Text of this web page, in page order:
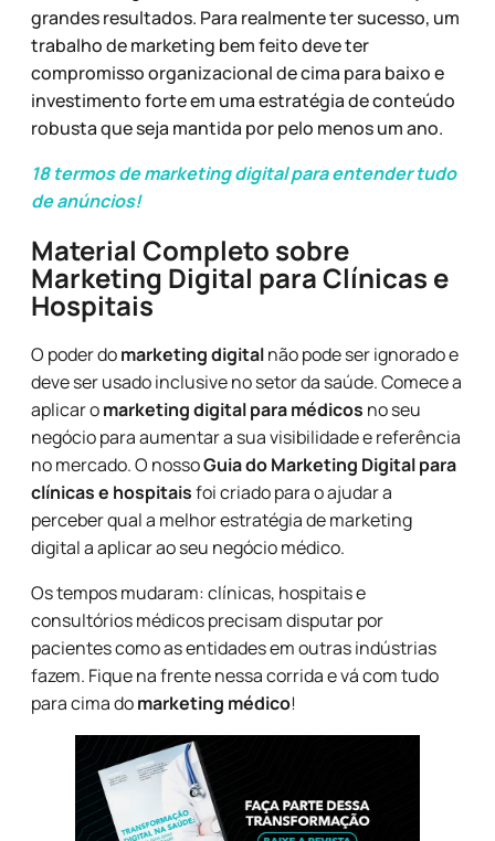
grandes resultados. Para realmente ter sucesso, um
trabalho de marketing bem feito deve ter
compromisso organizacional de cima para baixo e
investimento forte em uma estratégia de conteúdo
robusta que seja mantida por pelo menos um ano.
18 termos de marketing digital para entender tudo
de anúncios!
Material Completo sobre
Marketing Digital para Clínicas e
Hospitais
O poder domarketing digitalnão pode ser ignorado e
deve ser usado inclusive no setor da saúde. Comece a
aplicar omarketing digital para médicos no seu
negócio para aumentar a sua visibilidade e referência
no mercado. O nossoGuia do Marketing Digital para
clínicas e hospitaisfoi criado para o ajudar a
perceber qual a melhor estratégia de marketing
digital a aplicar ao seu negócio médico.
Os tempos mudaram: clínicas, hospitais e
consultórios médicos precisamdisputar por
pacientescomo as entidades em outras indústrias
fazem. Fique na frente nessa corrida e vá com tudo
para cima domarketing médico!